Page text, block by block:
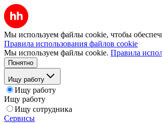
Мы используем файлы cookie, чтобы
Правила использования файлов cookie
Мы используем файлы cookie. Правила
Понятно
Ищу работу
Ищу работу
Ищу работу
Ищу сотрудника
Сервисы